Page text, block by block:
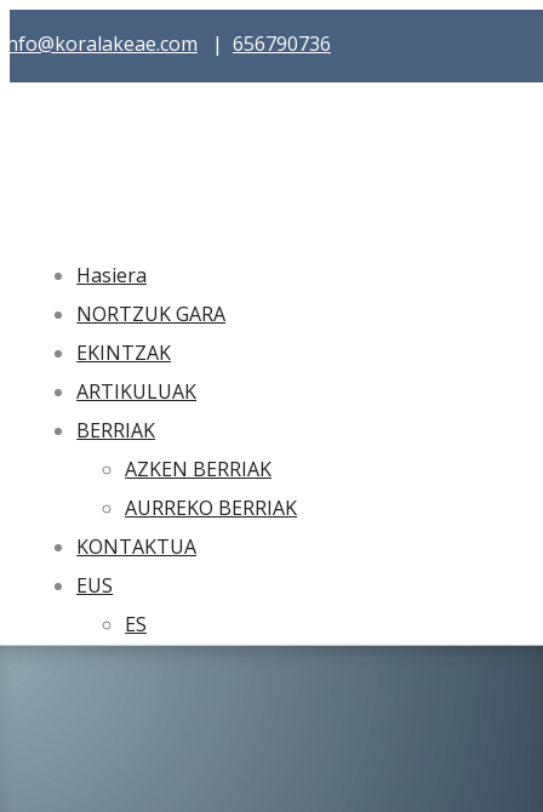
info@koralakeae.com | 656790736
Hasiera
NORTZUK GARA
EKINTZAK
ARTIKULUAK
BERRIAK
AZKEN BERRIAK
AURREKO BERRIAK
KONTAKTUA
EUS
ES